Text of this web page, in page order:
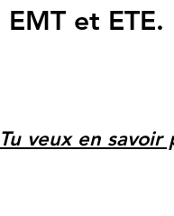
EMT et ETE.
Tu veux en savoir